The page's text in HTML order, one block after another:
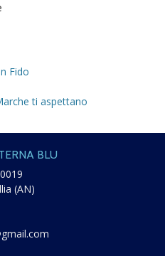
Fido
ti aspettano
BLU
(AN)